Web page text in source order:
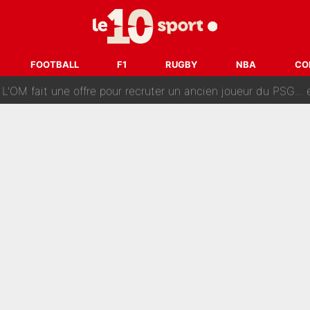
FOOTBALL F1 RUGBY NBA
annonce un premier problème pour Zinedine Zidane en
et va entrer dans une nouvelle dimension :
fait une offre pour recruter un ancien joueur du